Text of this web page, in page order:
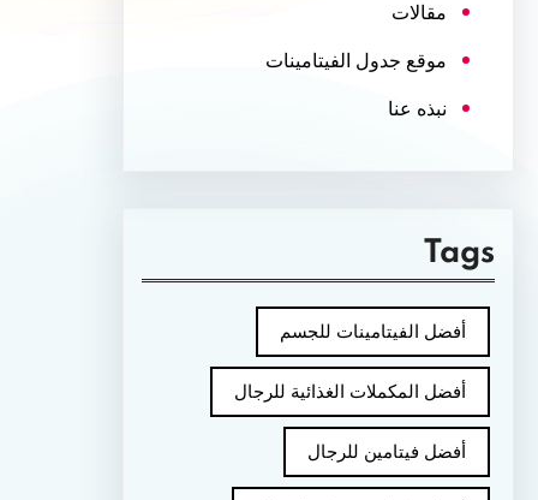
مقالات
موقع جدول الفيتامينات
نبذه عنا
Tags
أفضل الفيتامينات للجسم
أفضل المكملات الغذائية للرجال
أفضل فيتامين للرجال